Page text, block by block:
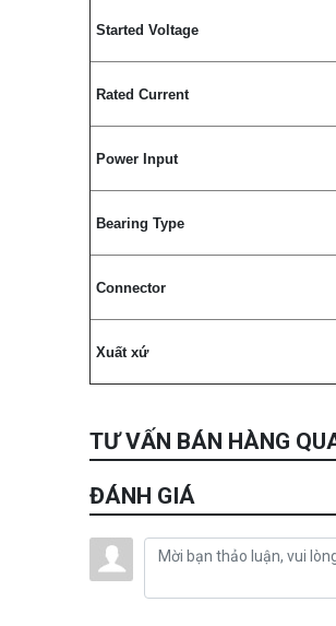
Started Voltage
Rated Current
Power Input
Bearing Type
Connector
Xuất xứ
TƯ VẤN BÁN HÀNG
ĐÁNH GIÁ